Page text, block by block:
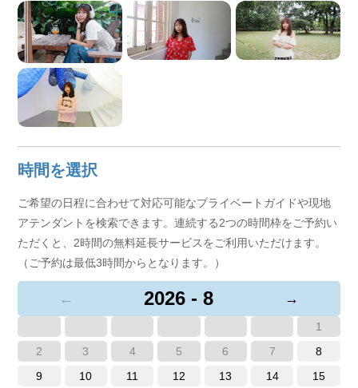
て深い知識を持っており、プロフェッショナルで行き届
いたツアー サービスを提供することができます。地元の
文化に浸りたい場合でも、リラックスした市内観光体験
を楽しみたい場合でも、忘れられない旅をお約束しま
す。私と一緒にこの街の魅力を探求しましょう！
時間を選択
ご希望の日程に合わせて対応可能なプライベートガイドや現地
アテンダントを検索できます。連続する2つの時間枠をご予約い
ただくと、2時間の無料延長サービスをご利用いただけます。
（ご予約は最低3時間からとなります。）
← 2026 - 8 →
1
2
3 4 5 6 7
8
9
10 11 12 13 14
15